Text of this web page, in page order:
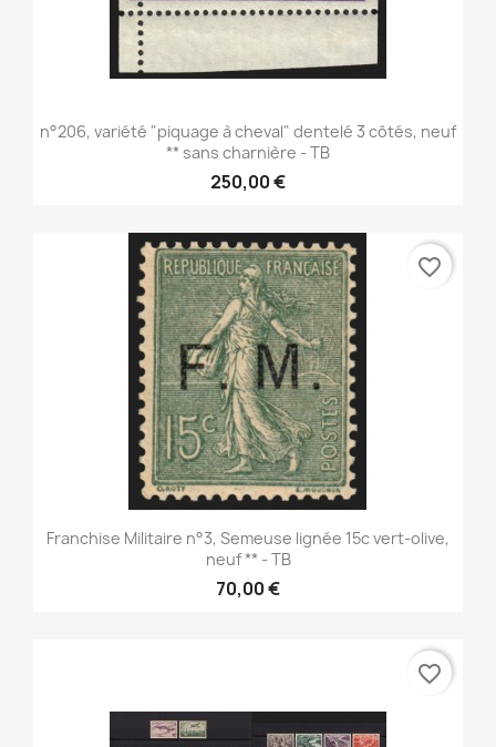
n°206, variété "piquage à cheval" dentelé 3 côtés, neuf
** sans charnière - TB
250,00 €
Franchise Militaire n°3, Semeuse lignée 15c vert-olive,
neuf ** - TB
70,00 €
favorite_border
favorite_border